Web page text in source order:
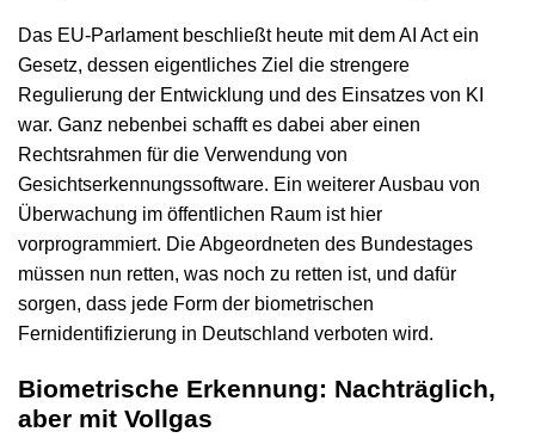
Das EU-Parlament beschließt heute mit dem AI Act ein
Gesetz, dessen eigentliches Ziel die strengere
Regulierung der Entwicklung und des Einsatzes von KI
war. Ganz nebenbei schafft es dabei aber einen
Rechtsrahmen für die Verwendung von
Gesichtserkennungssoftware. Ein weiterer Ausbau von
Überwachung im öffentlichen Raum ist hier
vorprogrammiert. Die Abgeordneten des Bundestages
müssen nun retten, was noch zu retten ist, und dafür
sorgen, dass jede Form der biometrischen
Fernidentifizierung in Deutschland verboten wird.
Biometrische Erkennung: Nachträglich,
aber mit Vollgas